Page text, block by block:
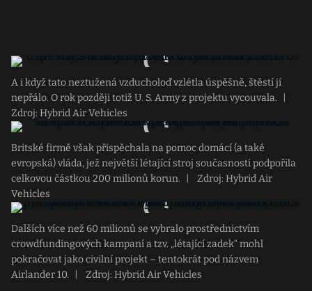
A i když tato neztužená vzducholoď vzlétla úspěšně, štěstí jí
nepřálo. O rok později totiž U. S. Army z projektu vycouvala.
Zdroj: Hybrid Air Vehicles
Britské firmě však přispěchala na pomoc domácí (a také
evropská) vláda, jež největší létající stroj současnosti podpořila
celkovou částkou 200 milionů korun.
Zdroj: Hybrid Air
Vehicles
Dalších více než 60 milionů se vybralo prostřednictvím
crowdfundingových kampaní a tzv. „létající zadek“ mohl
pokračovat jako civilní projekt – tentokrát pod názvem
Airlander 10.
Zdroj: Hybrid Air Vehicles